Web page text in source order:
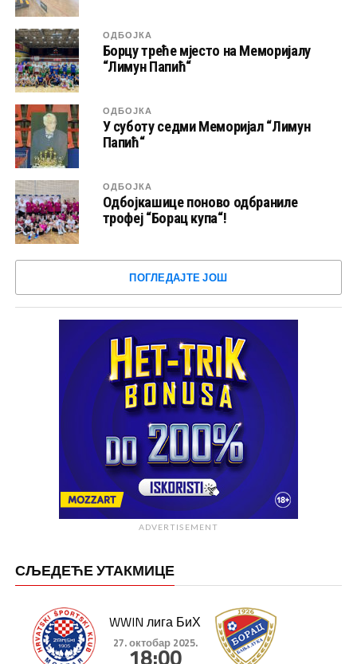
ОДБОЈКА
Борцу треће мјесто на Меморијалу
“Лимун Папић“
ОДБОЈКА
У суботу седми Меморијал “Лимун
Папић“
ОДБОЈКА
Одбојкашице поново одбраниле
трофеј “Борац купа“!
ПОГЛЕДАЈТЕ ЈОШ
ADVERTISEMENT
СЉЕДЕЋЕ УТАКМИЦЕ
WWIN лига БиХ
27. октобар 2025.